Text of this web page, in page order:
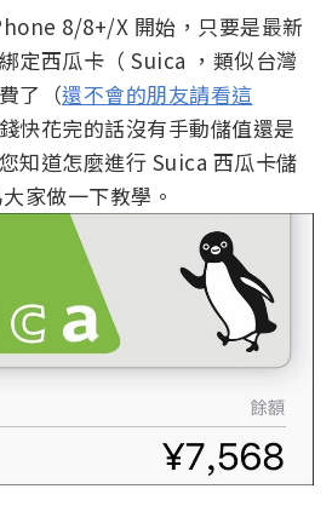
8/8+/X 開始，只要是最新
定西瓜卡（ Suica ，類似台灣
了（還不會的朋友請看這
快花完的話沒有手動儲值還是
知道怎麼進行 Suica 西瓜卡儲
家做一下教學。